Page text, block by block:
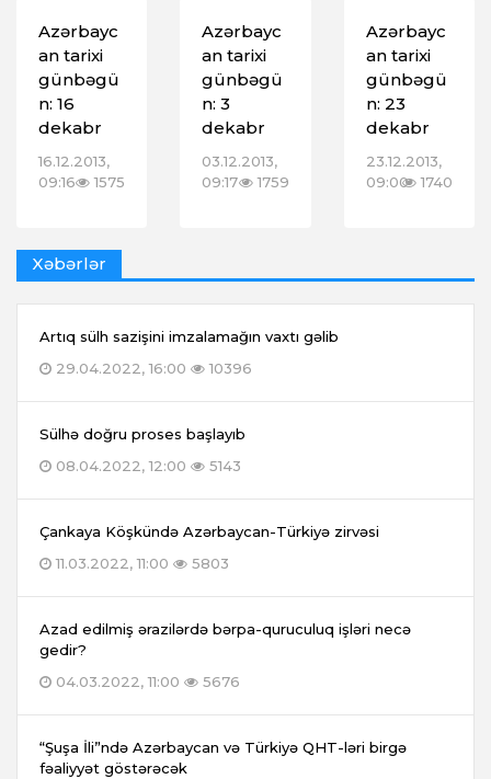
Azərbayc
an tarixi
günbəgü
n: 16
dekabr
16.12.2013,
09:16
1575
Azərbayc
an tarixi
günbəgü
n: 3
dekabr
03.12.2013,
09:17
1759
Azərbayc
an tarixi
günbəgü
n: 23
dekabr
23.12.2013,
09:00 1740
Xəbərlər
Artıq sülh sazişini imzalamağın vaxtı gəlib
29.04.2022, 16:00
10396
Sülhə doğru proses başlayıb
08.04.2022, 12:00
5143
Çankaya Köşkündə Azərbaycan-Türkiyə zirvəsi
11.03.2022, 11:00
5803
Azad edilmiş ərazilərdə bərpa-quruculuq işləri necə
gedir?
04.03.2022, 11:00
5676
“Şuşa İli”ndə Azərbaycan və Türkiyə QHT-ləri birgə
fəaliyyət göstərəcək